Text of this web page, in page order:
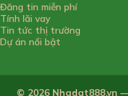
Đăng tin miễn phí
Tính lãi vay
Tin tức thị trường
Dự án nổi bật
© 2026 Nhadat888.vn